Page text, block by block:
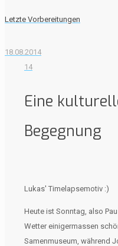
Letzte Vorbereitungen
18.08.2014
14
Eine
Begegnung
Lukas' Timelapsemotiv :)
Heute ist Sonntag, also
Wetter einigermassen
Samenmuseum, während